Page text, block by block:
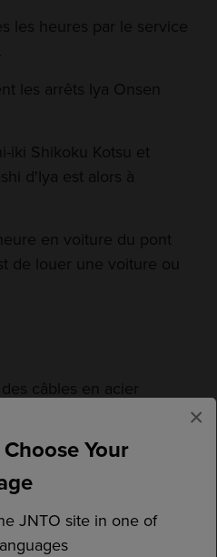
Your
JNTO site in one of
×
les heures par le service
les arrêts Iya Onsen
iki Shikoku Kotsu et
d'Iya est alors à
en voiture du pont
de louer une voiture ou
câbles en acier
ans
un mari et une
que trois